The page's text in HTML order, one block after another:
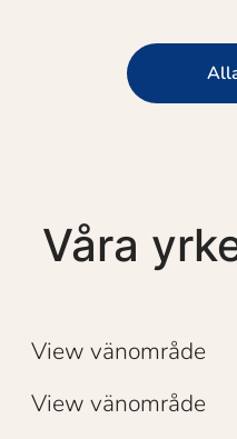
Våra
Försäljning
View vänområde
Ekonomi /
View vänområde
Övriga chefer